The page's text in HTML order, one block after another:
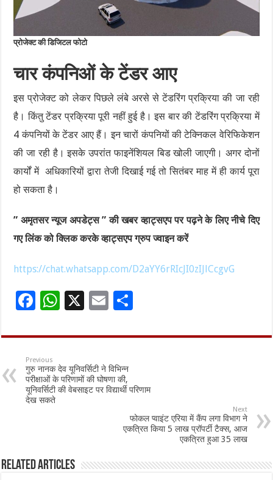
प्रोजेक्ट की डिजिटल फोटो
चार कंपनिओं के टेंडर आए
इस प्रोजेक्ट को लेकर पिछले लंबे अरसे से टेंडरिंग प्रक्रिया की जा रही
है। किंतु टेंडर प्रक्रिया पूरी नहीं हुई है। इस बार की टेंडरिंग प्रक्रिया में
4 कंपनियों के टेंडर आए हैं। इन चारों कंपनियों की टेक्निकल वेरिफिकेशन
की जा रही है। इसके उपरांत फाइनेंशियल बिड खोली जाएगी। अगर दोनों
कार्यों में अधिकारियों द्वारा तेजी दिखाई गई तो सितंबर माह में ही कार्य पूरा
हो सकता है।
” अमृतसर न्यूज अपडेट्स ” की खबर व्हाट्सएप पर पढ़ने के लिए नीचे दिए
गए लिंक को क्लिक करके व्हाट्सएप ग्रुप ज्वाइन करें
https://chat.whatsapp.com/D2aYY6rRIcJI0zIJlCcgvG
F
e
b
o
o
W
at
sA
p
p
X
E
ai
l
ar
Previous
गुरु नानक देव यूनिवर्सिटी ने विभिन्न
परीक्षाओं के परिणामों की घोषणा की,
यूनिवर्सिटी की वेबसाइट पर विद्यार्थी परिणाम
देख सकते
Next
फोकल प्वाइंट एरिया में कैंप लगा विभाग ने
एकत्रित किया 5 लाख प्रॉपर्टी टैक्स, आज
एकत्रित हुआ 35 लाख
Related Articles